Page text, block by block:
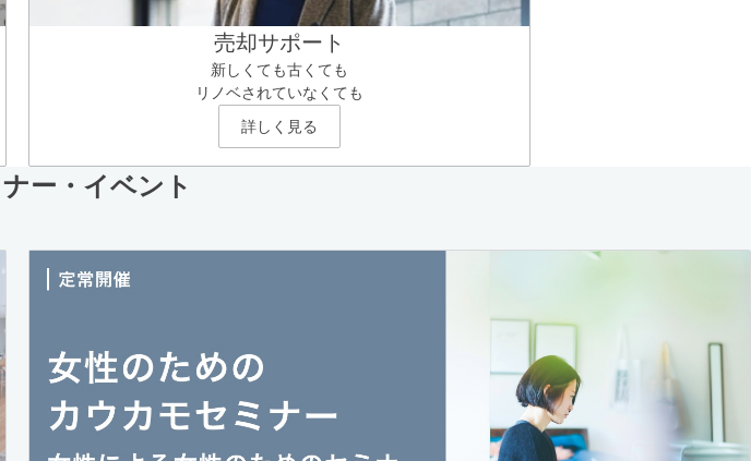
売却サポート
新しくても古くても
リノベされていなくても
詳しく見る
ー・イベント